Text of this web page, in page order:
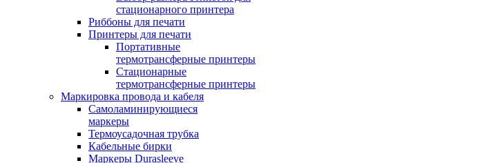
стационарного принтера
Риббоны для печати
Принтеры для печати
Портативные
термотрансферные принтеры
Стационарные
термотрансферные принтеры
Маркировка провода и кабеля
Самоламинирующиеся
маркеры
Термоусадочная трубка
Кабельные бирки
Маркеры Durasleeve